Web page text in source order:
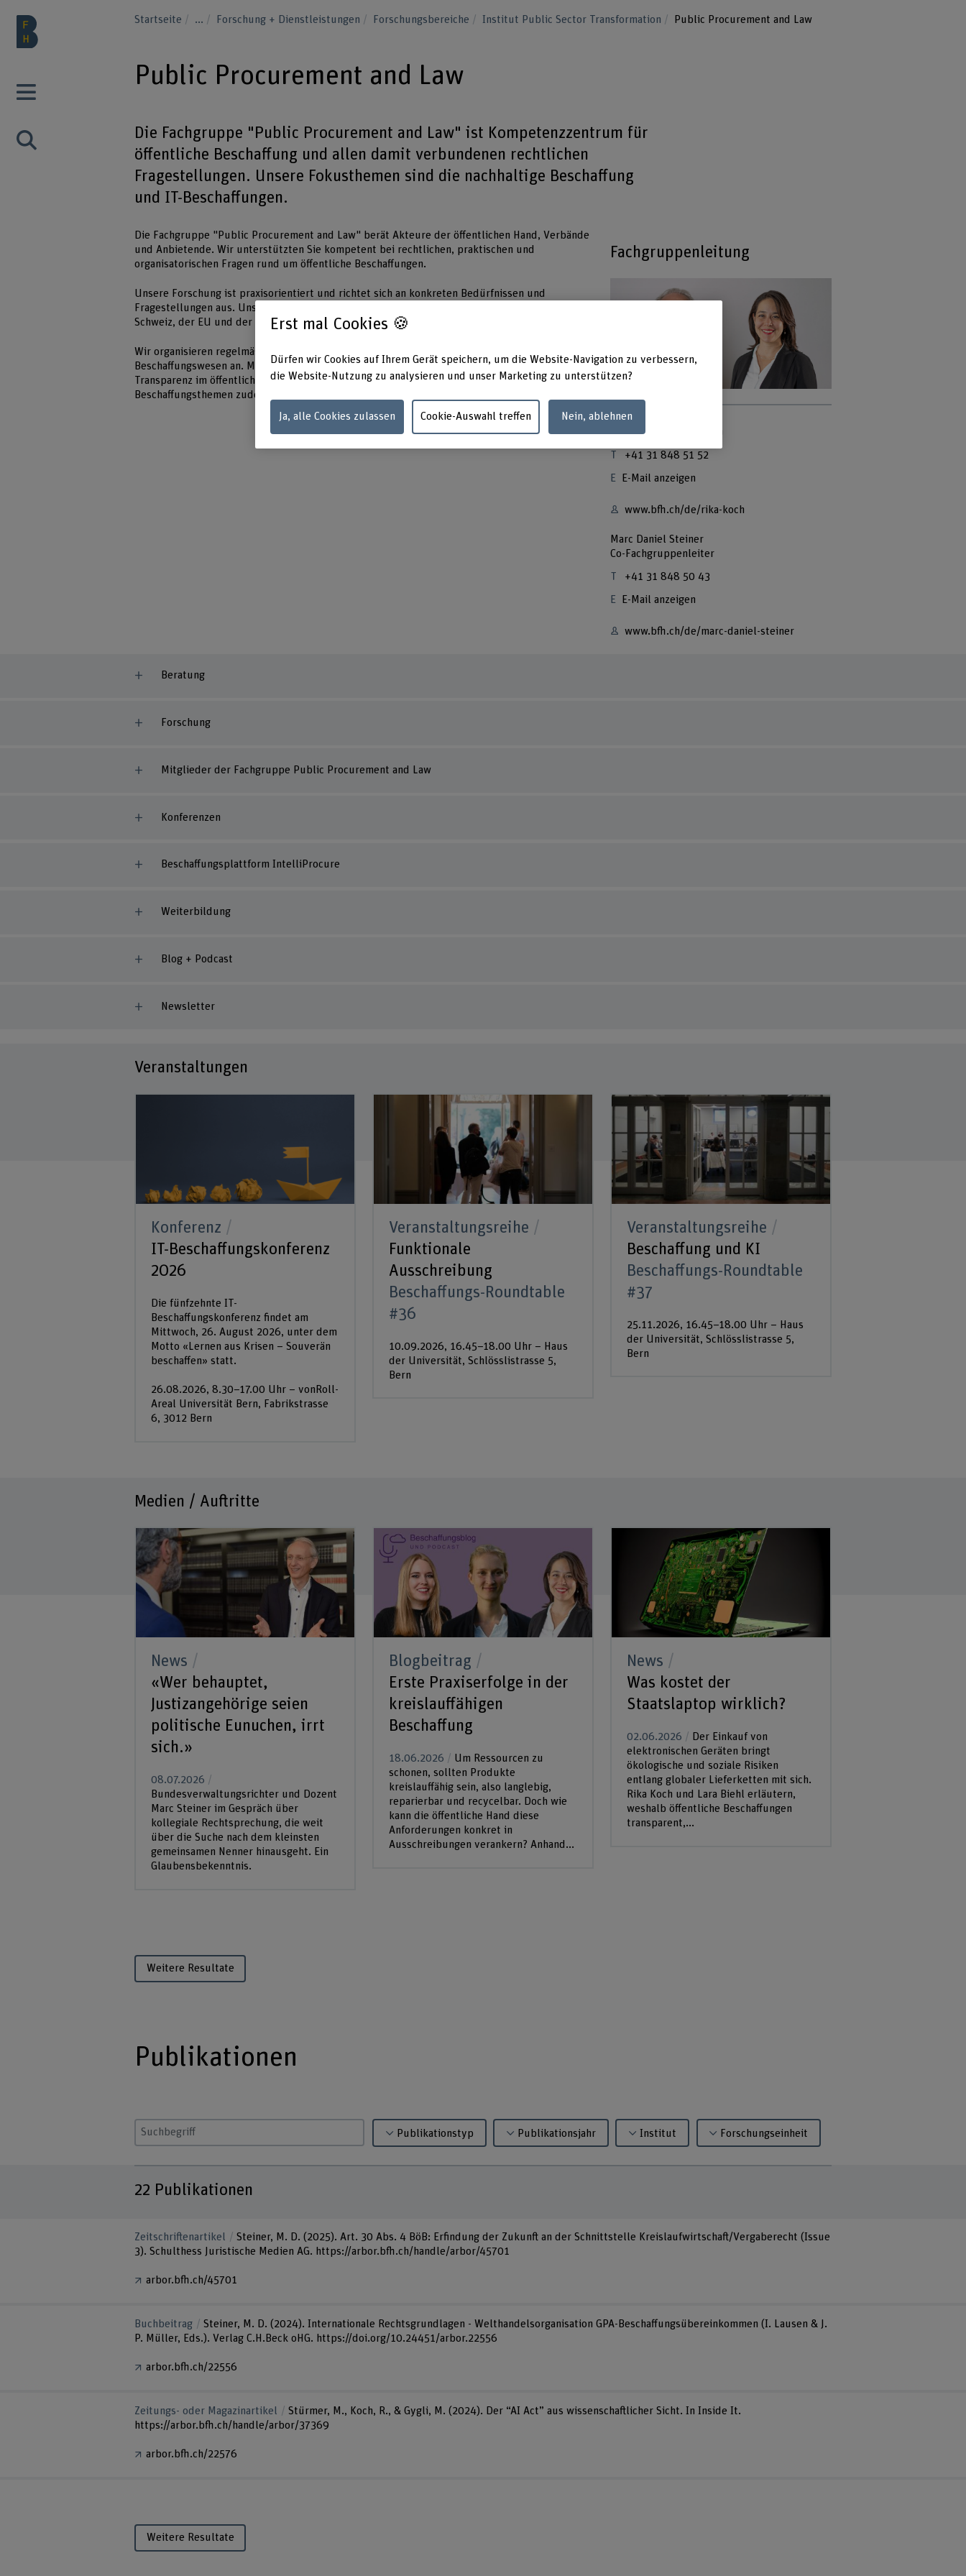
Startseite ... Forschung + Dienstleistungen Forschungsbereiche Institut Public Sector Transformation Public Procurement and Law
Public Procurement and Law
Die Fachgruppe "Public Procurement and Law" ist Kompetenzzentrum für
öffentliche Beschaffung und allen damit verbundenen rechtlichen
Fragestellungen. Unsere Fokusthemen sind die nachhaltige Beschaffung
und IT-Beschaffungen.
Die Fachgruppe "Public Procurement and Law" berät Akteure der öffentlichen Hand, Verbände
und Anbietende. Wir unterstützten Sie kompetent bei rechtlichen, praktischen und
organisatorischen Fragen rund um öffentliche Beschaffungen.
Unsere Forschung ist praxisorientiert und richtet sich an konkreten Bedürfnissen und
Fragestellungen aus. Unser Team befasst sich mit allen Aspekten des Vergaberechts in der
Schweiz, der EU und der WTO.
Wir organisieren regelmässig Veranstaltungen und bieten drei CAS/DAS im Bereich
Beschaffungswesen an. Mit unserer Beschaffungsplattform IntelliProcure.ch tragen wir zu mehr
Transparenz im öffentlichen Beschaffungswesen bei. Unser Blog und Podcast bringt
Beschaffungsthemen zudem einem breiten, interessierten Publikum näher.
Fachgruppenleitung
Prof. Dr. Rika Koch
Co-Fachgruppenleiterin
+41 31 848 51 52
E-Mail anzeigen
www.bfh.ch/de/rika-koch
Marc Daniel Steiner
Co-Fachgruppenleiter
+41 31 848 50 43
E-Mail anzeigen
www.bfh.ch/de/marc-daniel-steiner
Beratung
Forschung
Mitglieder der Fachgruppe Public Procurement and Law
Konferenzen
Beschaffungsplattform IntelliProcure
Weiterbildung
Blog + Podcast
Newsletter
Veranstaltungen
Konferenz
IT-Beschaffungskonferenz
2026
Die fünfzehnte IT-
Beschaffungskonferenz findet am
Mittwoch, 26. August 2026, unter dem
Motto «Lernen aus Krisen – Souverän
beschaffen» statt.
26.08.2026, 8.30–17.00 Uhr – vonRoll-
Areal Universität Bern, Fabrikstrasse
6, 3012 Bern
Veranstaltungsreihe
Funktionale
Ausschreibung
Beschaffungs-Roundtable
#36
10.09.2026, 16.45–18.00 Uhr – Haus
der Universität, Schlösslistrasse 5,
Bern
Veranstaltungsreihe
Beschaffung und KI
Beschaffungs-Roundtable
#37
25.11.2026, 16.45–18.00 Uhr – Haus
der Universität, Schlösslistrasse 5,
Bern
Medien / Auftritte
News
«Wer behauptet,
Justizangehörige seien
politische Eunuchen, irrt
sich.»
08.07.2026
Bundesverwaltungsrichter und Dozent
Marc Steiner im Gespräch über
kollegiale Rechtsprechung, die weit
über die Suche nach dem kleinsten
gemeinsamen Nenner hinausgeht. Ein
Glaubensbekenntnis.
Blogbeitrag
Erste Praxiserfolge in der
kreislauffähigen
Beschaffung
18.06.2026
Um Ressourcen zu
schonen, sollten Produkte
kreislauffähig sein, also langlebig,
reparierbar und recycelbar. Doch wie
kann die öffentliche Hand diese
Anforderungen konkret in
Ausschreibungen verankern? Anhand...
News
Was kostet der
Staatslaptop wirklich?
02.06.2026
Der Einkauf von
elektronischen Geräten bringt
ökologische und soziale Risiken
entlang globaler Lieferketten mit sich.
Rika Koch und Lara Biehl erläutern,
weshalb öffentliche Beschaffungen
transparent,...
Weitere Resultate
Publikationen
Suchbegriff eingeben Publikationstyp Publikationsjahr Institut Forschungseinheit
22 Publikationen
Zeitschriftenartikel
Steiner, M. D. (2025). Art. 30 Abs. 4 BöB: Erfindung der Zukunft an der Schnittstelle Kreislaufwirtschaft/Vergaberecht (Issue
3). Schulthess Juristische Medien AG. https://arbor.bfh.ch/handle/arbor/45701
arbor.bfh.ch/45701
Buchbeitrag
Steiner, M. D. (2024). Internationale Rechtsgrundlagen - Welthandelsorganisation GPA-Beschaffungsübereinkommen (I. Lausen & J.
P. Müller, Eds.). Verlag C.H.Beck oHG. https://doi.org/10.24451/arbor.22556
arbor.bfh.ch/22556
Zeitungs- oder Magazinartikel
Stürmer, M., Koch, R., & Gygli, M. (2024). Der “AI Act” aus wissen­schaft­licher Sicht. In Inside It.
https://arbor.bfh.ch/handle/arbor/37369
arbor.bfh.ch/22576
Weitere Resultate
Erst mal Cookies 🍪
Dürfen wir Cookies auf Ihrem Gerät speichern, um die Website-Navigation zu verbessern,
die Website-Nutzung zu analysieren und unser Marketing zu unterstützen?
Ja, alle Cookies zulassen Cookie-Auswahl treffen Nein, ablehnen